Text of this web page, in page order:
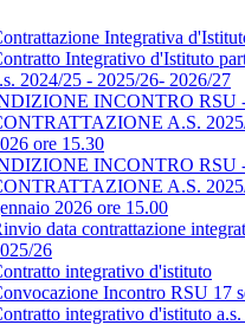
Integrativa
Integrativo d'Istituto
2024/25 - 2025/26- 2026/27
INCONTRO RSU
A.S.
ore 15.30
INCONTRO RSU
A.S.
2026 ore 15.00
data contrattazione
26
integrativo d'istituto
Incontro RSU 17
integrativo d'istituto